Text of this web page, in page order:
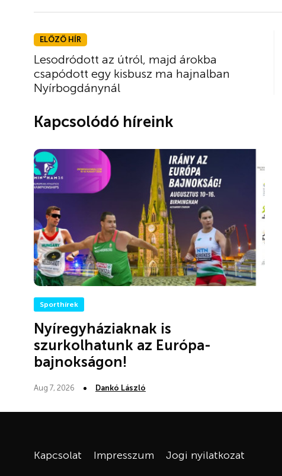
ELŐZŐ HÍR
Lesodródott az útról, majd árokba
csapódott egy kisbusz ma hajnalban
Nyírbogdánynál
Kapcsolódó híreink
Sporthírek
Nyíregyháziaknak is
szurkolhatunk az Európa-
bajnokságon!
Aug 7, 2026 Dankó László
Kapcsolat Impresszum Jogi nyilatkozat